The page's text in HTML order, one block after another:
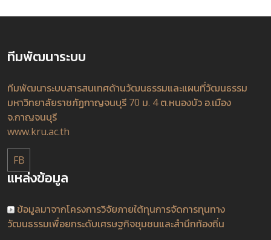
ทีมพัฒนาระบบ
ทีมพัฒนาระบบสารสนเทศด้านวัฒนธรรมและแผนที่วัฒนธรรม
มหาวิทยาลัยราชภัฏกาญจนบุรี 70 ม. 4 ต.หนองบัว อ.เมือง
จ.กาญจนบุรี
www.kru.ac.th
FB
แหล่งข้อมูล
ข้อมูลมาจากโครงการวิจัยภายใต้ทุนการจัดการทุนทาง
วัฒนธรรมเพื่อยกระดับเศรษฐกิจชุมชนและสำนึกท้องถิ่น